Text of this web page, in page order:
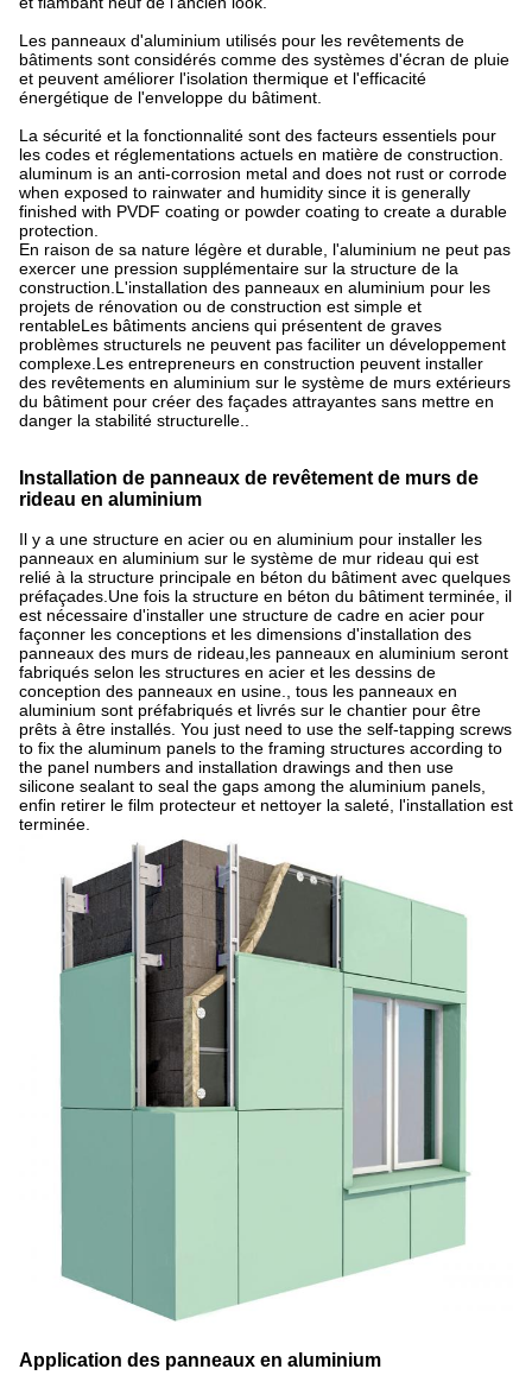
Les panneaux d'aluminium utilisés pour les revêtements de
bâtiments sont considérés comme des systèmes d'écran de pluie
et peuvent améliorer l'isolation thermique et l'efficacité
énergétique de l'enveloppe du bâtiment.
La sécurité et la fonctionnalité sont des facteurs essentiels pour
les codes et réglementations actuels en matière de construction.
aluminum is an anti-corrosion metal and does not rust or corrode
when exposed to rainwater and humidity since it is generally
finished with PVDF coating or powder coating to create a durable
protection.
En raison de sa nature légère et durable, l'aluminium ne peut pas
exercer une pression supplémentaire sur la structure de la
construction.L'installation des panneaux en aluminium pour les
projets de rénovation ou de construction est simple et
rentableLes bâtiments anciens qui présentent de graves
problèmes structurels ne peuvent pas faciliter un développement
complexe.Les entrepreneurs en construction peuvent installer
des revêtements en aluminium sur le système de murs extérieurs
du bâtiment pour créer des façades attrayantes sans mettre en
danger la stabilité structurelle..
Installation de panneaux de revêtement de murs de
rideau en aluminium
Il y a une structure en acier ou en aluminium pour installer les
panneaux en aluminium sur le système de mur rideau qui est
relié à la structure principale en béton du bâtiment avec quelques
préfaçades.Une fois la structure en béton du bâtiment terminée, il
est nécessaire d'installer une structure de cadre en acier pour
façonner les conceptions et les dimensions d'installation des
panneaux des murs de rideau,les panneaux en aluminium seront
fabriqués selon les structures en acier et les dessins de
conception des panneaux en usine., tous les panneaux en
aluminium sont préfabriqués et livrés sur le chantier pour être
prêts à être installés. You just need to use the self-tapping screws
to fix the aluminum panels to the framing structures according to
the panel numbers and installation drawings and then use
silicone sealant to seal the gaps among the aluminium panels,
enfin retirer le film protecteur et nettoyer la saleté, l'installation est
terminée.
Application des panneaux en aluminium